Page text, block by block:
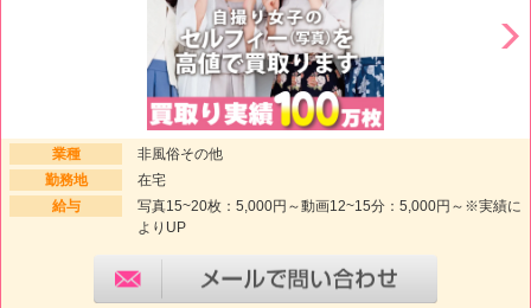
業種
非風俗その他
勤務地
在宅
給与
写真15~20枚：5,000円～動画12~15分：5,000円～※実績に
よりUP